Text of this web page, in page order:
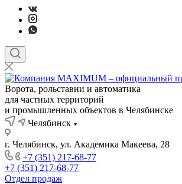
Ворота, рольставни и автоматика
для частных территорий
и промышленных объектов в Челябинске
Челябинск
г. Челябинск, ул. Академика Макеева, 28
+7 (351) 217-68-77
+7 (351) 217-68-77
Отдел продаж